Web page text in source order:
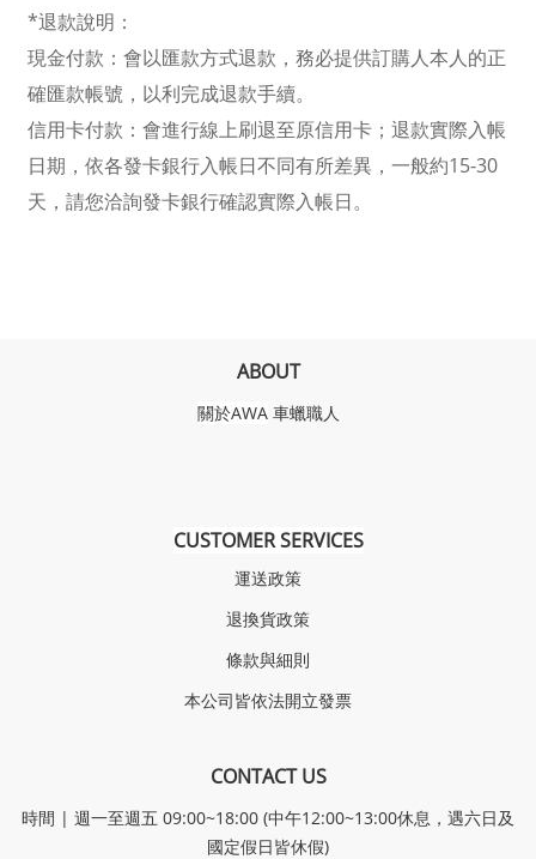
*退款說明：
現金付款：會以匯款方式退款，務必提供訂購人本人的正
確匯款帳號，以利完成退款手續。
信用卡付款：會進行線上刷退至原信用卡；退款實際入帳
日期，依各發卡銀行入帳日不同有所差異，一般約15-30
天，請您洽詢發卡銀行確認實際入帳日。
ABOUT
關於AWA 車蠟職人
CUSTOMER SERVICES
運送政策
退換貨政策
條款與細則
本公司皆依法開立發票
CONTACT US
時間 | 週一至週五 09:00~18:00 (中午12:00~13:00休息，遇六日及
國定假日皆休假)